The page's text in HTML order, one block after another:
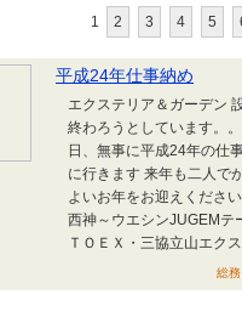
1 2 3 4 5
平成24年仕事納め
エクステリア＆ガーデン
終わろうとしています。
日、無事に平成24年の仕
に行きます 来年も二人で
よいお年をお迎えくださ
西神～ウエシンJUGEMテ
ＴＯＥＸ・三協立山エク
総